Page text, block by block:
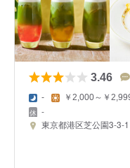
3.46
- ￥2,000～￥
-
東京都港区芝公園3-3-